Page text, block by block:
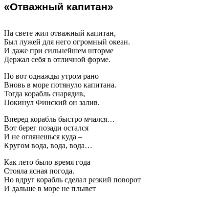
«Отважный капитан»
На свете жил отважный капитан,
Был лужей для него огромный океан.
И даже при сильнейшем шторме
Держал себя в отличной форме.
Но вот однажды утром рано
Вновь в море потянуло капитана.
Тогда корабль снарядив,
Покинул Финский он залив.
Вперед корабль быстро мчался…
Вот берег позади остался
И не оглянешься куда –
Кругом вода, вода, вода…
Как лето было время года
Стояла ясная погода.
Но вдруг корабль сделал резкий поворот
И дальше в море не плывет